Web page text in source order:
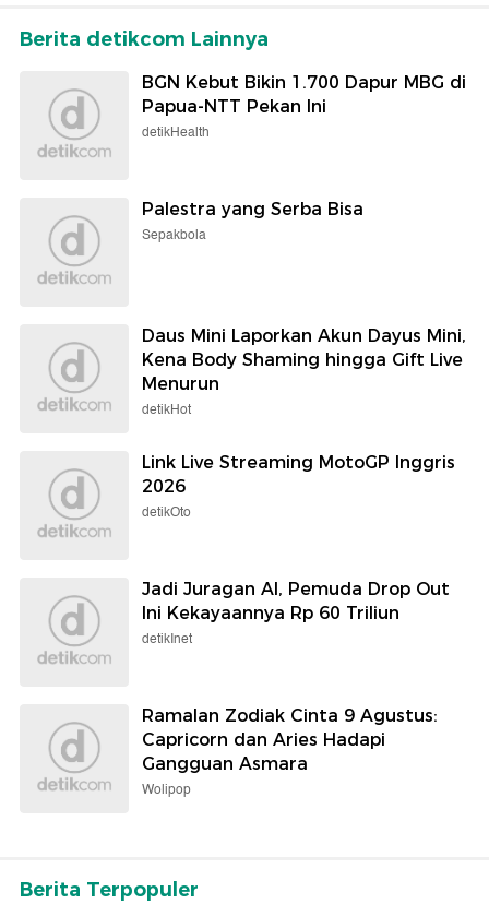
Berita detikcom Lainnya
BGN Kebut Bikin 1.700 Dapur MBG di
Papua-NTT Pekan Ini
detikHealth
Palestra yang Serba Bisa
Sepakbola
Daus Mini Laporkan Akun Dayus Mini,
Kena Body Shaming hingga Gift Live
Menurun
detikHot
Link Live Streaming MotoGP Inggris
2026
detikOto
Jadi Juragan AI, Pemuda Drop Out
Ini Kekayaannya Rp 60 Triliun
detikInet
Ramalan Zodiak Cinta 9 Agustus:
Capricorn dan Aries Hadapi
Gangguan Asmara
Wolipop
Berita Terpopuler